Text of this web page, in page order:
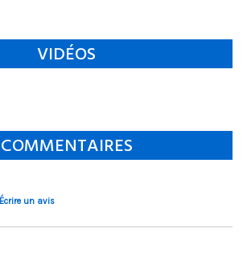
VIDÉOS
COMMENTAIRES
Écrire un avis